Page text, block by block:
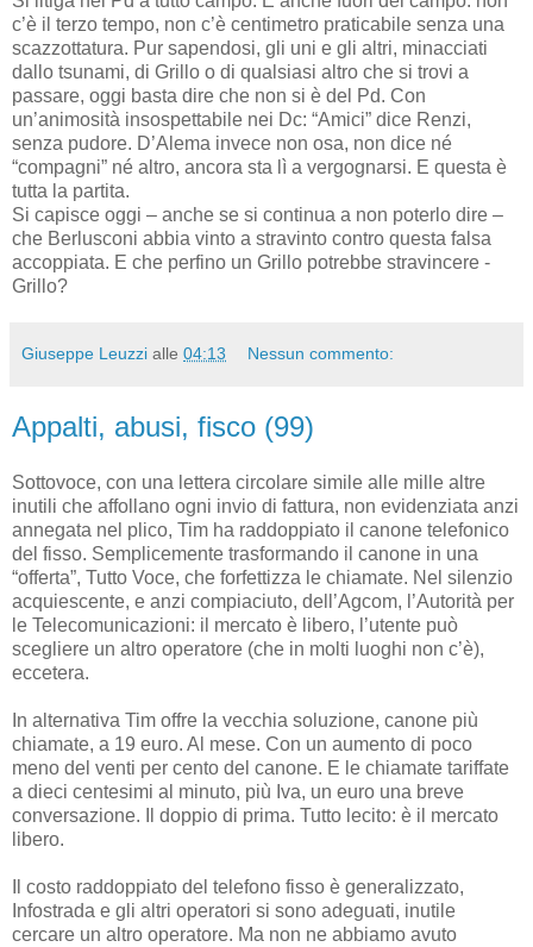
c’è il terzo tempo, non c’è centimetro praticabile senza una
scazzottatura. Pur sapendosi, gli uni e gli altri, minacciati
dallo tsunami, di Grillo o di qualsiasi altro che si trovi a
passare, oggi basta dire che non si è del Pd. Con
un’animosità insospettabile nei Dc: “Amici” dice Renzi,
senza pudore. D’Alema invece non osa, non dice né
“compagni” né altro, ancora sta lì a vergognarsi. E questa è
tutta la partita.
Si capisce oggi – anche se si continua a non poterlo dire –
che Berlusconi abbia vinto a stravinto contro questa falsa
accoppiata. E che perfino un Grillo potrebbe stravincere -
Grillo?
Giuseppe Leuzzi alle 04:13 Nessun commento:
Appalti, abusi, fisco (99)
Sottovoce, con una lettera circolare simile alle mille altre
inutili che affollano ogni invio di fattura, non evidenziata anzi
annegata nel plico, Tim ha raddoppiato il canone telefonico
del fisso. Semplicemente trasformando il canone in una
“offerta”, Tutto Voce, che forfettizza le chiamate. Nel silenzio
acquiescente, e anzi compiaciuto, dell’Agcom, l’Autorità per
le Telecomunicazioni: il mercato è libero, l’utente può
scegliere un altro operatore (che in molti luoghi non c’è),
eccetera.
In alternativa Tim offre la vecchia soluzione, canone più
chiamate, a 19 euro. Al mese. Con un aumento di poco
meno del venti per cento del canone. E le chiamate tariffate
a dieci centesimi al minuto, più Iva, un euro una breve
conversazione. Il doppio di prima. Tutto lecito: è il mercato
libero.
Il costo raddoppiato del telefono fisso è generalizzato,
Infostrada e gli altri operatori si sono adeguati, inutile
cercare un altro operatore. Ma non ne abbiamo avuto